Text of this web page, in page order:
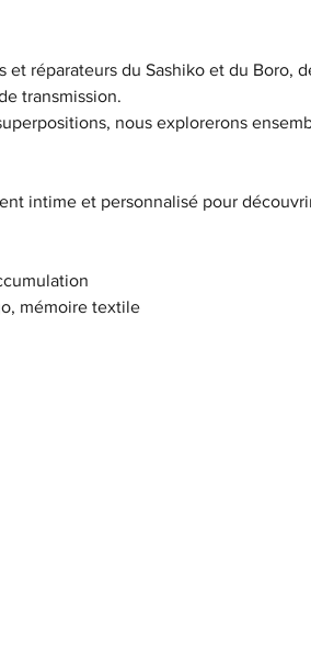
réparateurs du Sashiko et du Boro,
transmission.
nous explorerons
intime et personnalisé pour
mémoire textile